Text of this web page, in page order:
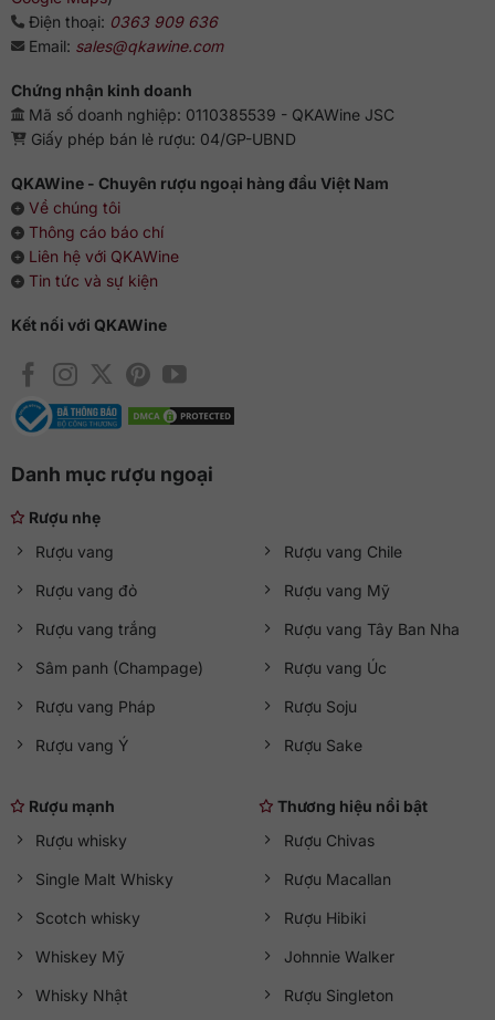
Điện thoại: 0363 909 636
Email: sales@qkawine.com
Chứng nhận kinh doanh
Mã số doanh nghiệp: 0110385539 - QKAWine JSC
Giấy phép bán lẻ rượu: 04/GP-UBND
QKAWine - Chuyên rượu ngoại hàng đầu Việt Nam
Về chúng tôi
Thông cáo báo chí
Liên hệ với QKAWine
Tin tức và sự kiện
Kết nối với QKAWine
Danh mục rượu ngoại
Rượu nhẹ
Rượu vang
Rượu vang đỏ
Rượu vang trắng
Sâm panh (Champage)
Rượu vang Pháp
Rượu vang Ý
Rượu vang Chile
Rượu vang Mỹ
Rượu vang Tây Ban Nha
Rượu vang Úc
Rượu Soju
Rượu Sake
Rượu mạnh
Rượu whisky
Single Malt Whisky
Scotch whisky
Whiskey Mỹ
Whisky Nhật
Thương hiệu nổi bật
Rượu Chivas
Rượu Macallan
Rượu Hibiki
Johnnie Walker
Rượu Singleton